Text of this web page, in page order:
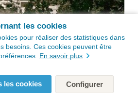
les cookies
pour réaliser des statistiques dans
besoins. Ces cookies peuvent être
En savoir plus
les cookies Configurer